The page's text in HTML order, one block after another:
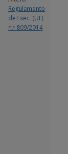
Regulamento
de Exec. (UE)
n.º 809/2014